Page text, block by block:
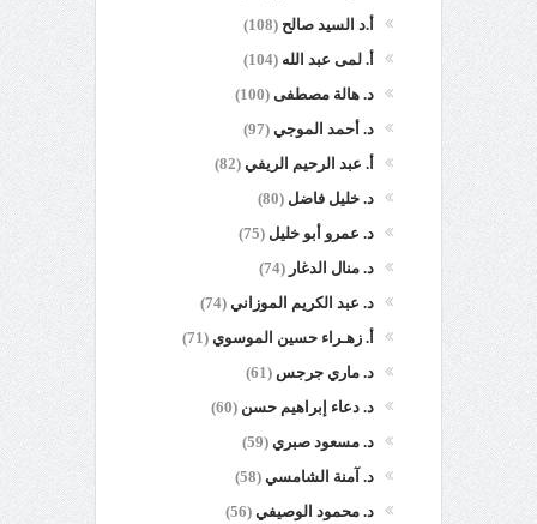
أ.د السيد صالح (108)
أ. لمى عبد الله (104)
د. هالة مصطفى (100)
د. أحمد الموجي (97)
أ. عبد الرحيم الريفي (82)
د. خليل فاضل (80)
د. عمرو أبو خليل (75)
د. منال الدغار (74)
د. عبد الكريم الموزاني (74)
أ. زهـراء حسين الموسوي (71)
د. ماري جرجس (61)
د. دعاء إبراهيم حسن (60)
د. مسعود صبري (59)
د. آمنة الشامسي (58)
د. محمود الوصيفي (56)